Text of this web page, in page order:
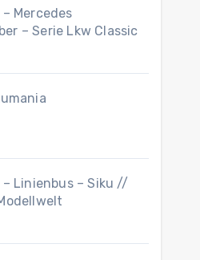
– Mercedes
– Serie Lkw Classic
– Linienbus – Siku //